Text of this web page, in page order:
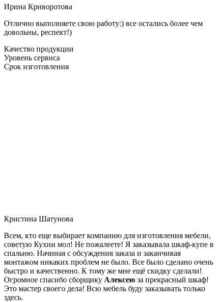
Ирина Криворотова
Отлично выполняете свою работу:) все остались более чем
довольны, респект!)
Качество продукции
Уровень сервиса
Срок изготовления
Кристина Шатунова
Всем, кто еще выбирает компанию для изготовления мебели,
советую Кухни мол! Не пожалеете! Я заказывала шкаф-купе в
спальню. Начиная с обсуждения заказа и заканчивая
монтажом никаких проблем не было. Все было сделано очень
быстро и качественно. К тому же мне ещё скидку сделали!
Огромное спасибо сборщику Алексею за прекрасный шкаф!
Это мастер своего дела! Всю мебель буду заказывать только
здесь.